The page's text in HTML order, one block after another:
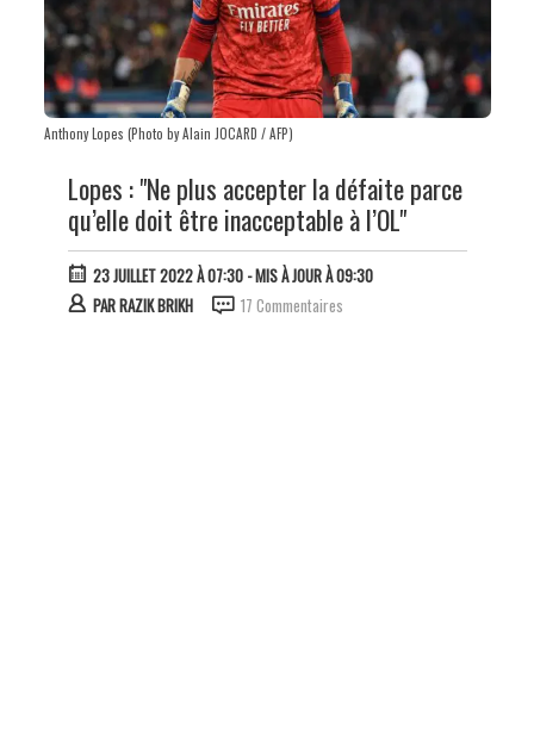
Anthony Lopes (Photo by Alain JOCARD / AFP)
Lopes : "Ne plus accepter la défaite parce
qu’elle doit être inacceptable à l’OL"
23 JUILLET 2022 À 07:30- MIS À JOUR À 09:30
PARRAZIK BRIKH 17 Commentaires